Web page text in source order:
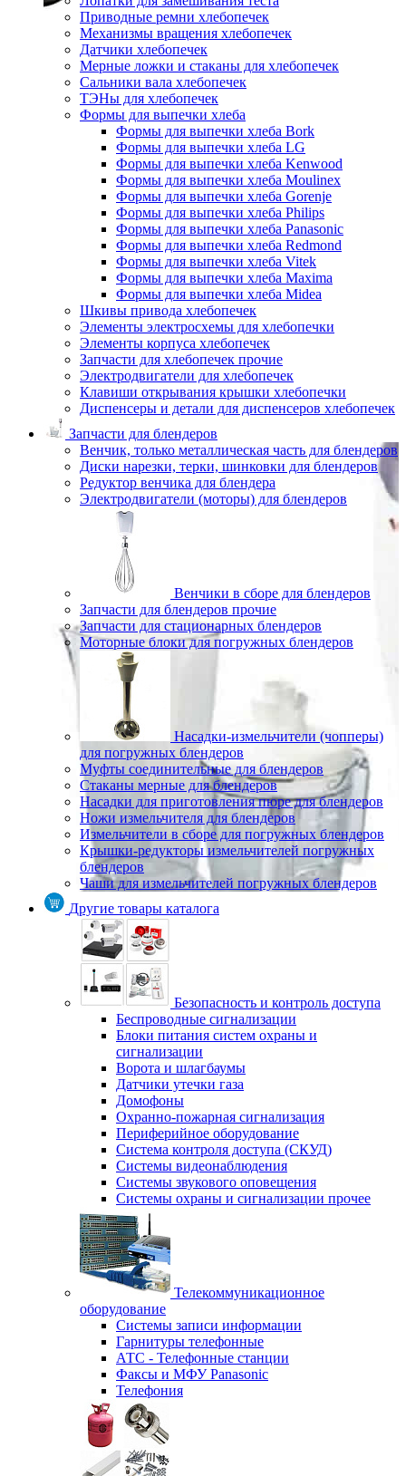
Приводные ремни хлебопечек
Механизмы вращения хлебопечек
Датчики хлебопечек
Мерные ложки и стаканы для хлебопечек
Сальники вала хлебопечек
ТЭНы для хлебопечек
Формы для выпечки хлеба
Формы для выпечки хлеба Bork
Формы для выпечки хлеба LG
Формы для выпечки хлеба Kenwood
Формы для выпечки хлеба Moulinex
Формы для выпечки хлеба Gorenje
Формы для выпечки хлеба Philips
Формы для выпечки хлеба Panasonic
Формы для выпечки хлеба Redmond
Формы для выпечки хлеба Vitek
Формы для выпечки хлеба Maxima
Формы для выпечки хлеба Midea
Шкивы привода хлебопечек
Элементы электросхемы для хлебопечки
Элементы корпуса хлебопечек
Запчасти для хлебопечек прочие
Электродвигатели для хлебопечек
Клавиши открывания крышки хлебопечки
Диспенсеры и детали для диспенсеров хлебопечек
Запчасти для блендеров
Венчик, только металлическая часть для блендеров
Диски нарезки, терки, шинковки для блендеров
Редуктор венчика для блендера
Электродвигатели (моторы) для блендеров
Венчики в сборе для блендеров
Запчасти для блендеров прочие
Запчасти для стационарных блендеров
Моторные блоки для погружных блендеров
Насадки-измельчители (чопперы)
для погружных блендеров
Муфты соединительные для блендеров
Стаканы мерные для блендеров
Насадки для приготовления пюре для блендеров
Ножи измельчителя для блендеров
Измельчители в сборе для погружных блендеров
Крышки-редукторы измельчителей погружных
блендеров
Чаши для измельчителей погружных блендеров
Другие товары каталога
Безопасность и контроль доступа
Беспроводные сигнализации
Блоки питания систем охраны и
сигнализации
Ворота и шлагбаумы
Датчики утечки газа
Домофоны
Охранно-пожарная сигнализация
Периферийное оборудование
Система контроля доступа (СКУД)
Системы видеонаблюдения
Системы звукового оповещения
Системы охраны и сигнализации прочее
Телекоммуникационное
оборудование
Системы записи информации
Гарнитуры телефонные
АТС - Телефонные станции
Факсы и МФУ Panasonic
Телефония